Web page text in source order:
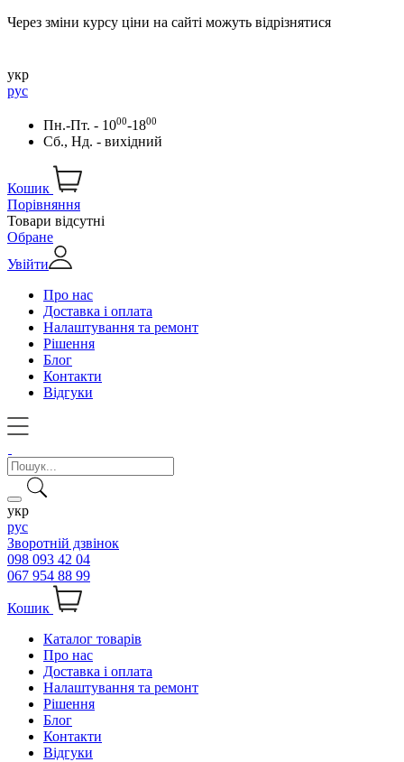
Через зміни курсу ціни на сайті можуть відрізнятися
укр
рус
Пн.-Пт. - 1000-1800
Сб., Нд. - вихідний
Кошик
Порівняння
Товари відсутні
Обране
Увійти
Про нас
Доставка і оплата
Налаштування та ремонт
Рішення
Блог
Контакти
Відгуки
укр
рус
Зворотній дзвінок
098 093 42 04
067 954 88 99
Кошик
Каталог товарів
Про нас
Доставка і оплата
Налаштування та ремонт
Рішення
Блог
Контакти
Відгуки